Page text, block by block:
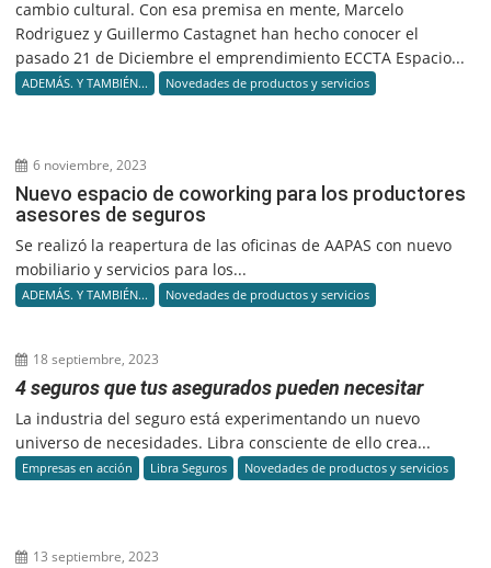
cambio cultural. Con esa premisa en mente, Marcelo
Rodriguez y Guillermo Castagnet han hecho conocer el
pasado 21 de Diciembre el emprendimiento ECCTA Espacio...
ADEMÁS. Y TAMBIÉN... Novedades de productos y servicios
6 noviembre, 2023
Nuevo espacio de coworking para los productores
asesores de seguros
Se realizó la reapertura de las oficinas de AAPAS con nuevo
mobiliario y servicios para los...
ADEMÁS. Y TAMBIÉN... Novedades de productos y servicios
18 septiembre, 2023
4 seguros que tus asegurados pueden necesitar
La industria del seguro está experimentando un nuevo
universo de necesidades. Libra consciente de ello crea...
Empresas en acción Libra Seguros Novedades de productos y servicios
13 septiembre, 2023